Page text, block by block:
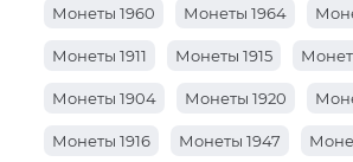
Монеты 1960 Монеты 1964
Монеты 1911 Монеты 1915
Монеты 1904 Монеты 1920
Монеты 1916 Монеты 1947